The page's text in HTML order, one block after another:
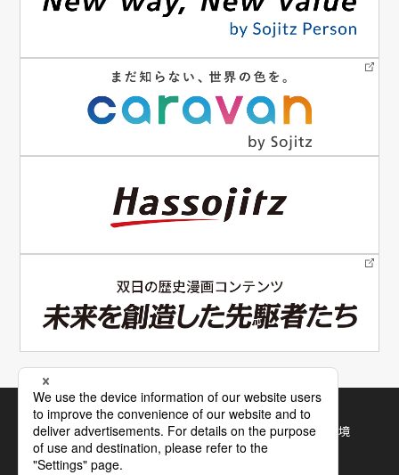
電子公告サイトマップ サイトの使い方 利用規約・推奨環境
個人情報保護について